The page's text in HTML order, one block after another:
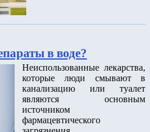
в воде?
Неиспользованные лекарства,
которые люди смывают в
канализацию или туалет
являются основным
источником
фармацевтического